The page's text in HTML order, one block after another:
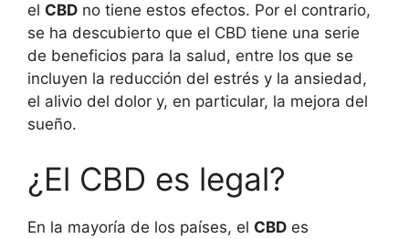
el CBD no tiene estos efectos. Por el contrario,
se ha descubierto que el CBD tiene una serie
de beneficios para la salud, entre los que se
incluyen la reducción del estrés y la ansiedad,
el alivio del dolor y, en particular, la mejora del
sueño.
¿El CBD es legal?
En la mayoría de los países, el CBD es